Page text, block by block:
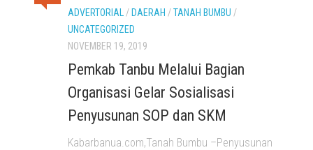
ADVERTORIAL/ DAERAH /TANAH BUMBU /
UNCATEGORIZED
NOVEMBER 19, 2019
Pemkab Tanbu Melalui Bagian
Organisasi Gelar Sosialisasi
Penyusunan SOP dan SKM
Kabarbanua.com,Tanah Bumbu –Penyusunan